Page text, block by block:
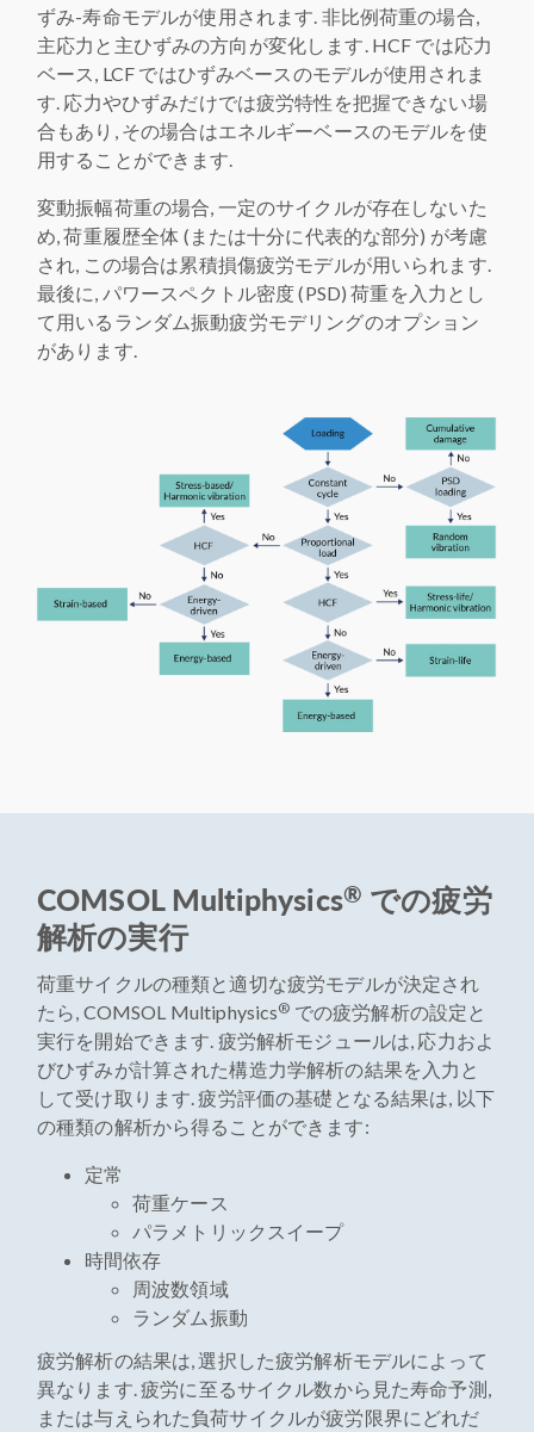
ずみ-寿命モデルが使用されます. 非比例荷重の場合,
主応力と主ひずみの方向が変化します. HCF では応力
ベース, LCF ではひずみベースのモデルが使用されま
す. 応力やひずみだけでは疲労特性を把握できない場
合もあり, その場合はエネルギーベースのモデルを使
用することができます.
変動振幅荷重の場合, 一定のサイクルが存在しないた
め, 荷重履歴全体 (または十分に代表的な部分) が考慮
され, この場合は累積損傷疲労モデルが用いられます.
最後に, パワースペクトル密度 (PSD) 荷重を入力とし
て用いるランダム振動疲労モデリングのオプション
があります.
COMSOL Multiphysics® での疲労
解析の実行
荷重サイクルの種類と適切な疲労モデルが決定され
たら, COMSOL Multiphysics® での疲労解析の設定と
実行を開始できます. 疲労解析モジュールは, 応力およ
びひずみが計算された構造力学解析の結果を入力と
して受け取ります. 疲労評価の基礎となる結果は, 以下
の種類の解析から得ることができます:
定常
荷重ケース
パラメトリックスイープ
時間依存
周波数領域
ランダム振動
疲労解析の結果は, 選択した疲労解析モデルによって
異なります. 疲労に至るサイクル数から見た寿命予測,
または与えられた負荷サイクルが疲労限界にどれだ